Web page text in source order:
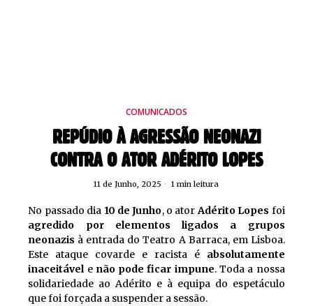
COMUNICADOS
REPÚDIO À AGRESSÃO NEONAZI
CONTRA O ATOR ADÉRITO LOPES
11 de Junho, 2025 1 min leitura
No passado dia 10 de Junho, o atorAdérito Lopes foi
agredido por elementos ligados a grupos
neonazis à entrada do Teatro A Barraca, em Lisboa.
Este ataque covarde e racista é absolutamente
inaceitávele não pode ficar impune. Toda a nossa
solidariedade ao Adérito e à equipa do espetáculo
que foi forçada a suspender a sessão.